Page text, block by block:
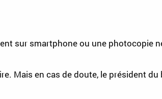
sur smartphone ou une photocopie
Mais en cas de doute, le président du